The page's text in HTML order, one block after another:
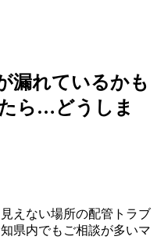
漏れているかも
ら…どうしま
えない場所の配管トラブ
県内でもご相談が多いマ